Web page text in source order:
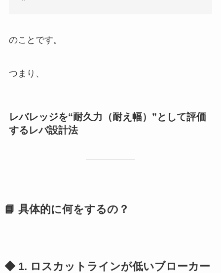
のことです。
つまり、
レバレッジを“耐久力（耐え幅）”として評価
するレバ設計法
📘 具体的に何をするの？
◆ 1. ロスカットラインが低いブローカー